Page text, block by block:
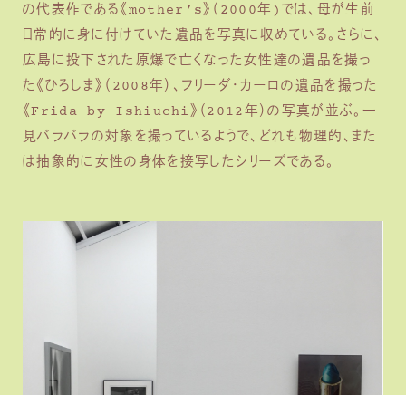
の代表作である《mother’s》（2000年)では、母が生前
日常的に身に付けていた遺品を写真に収めている。さらに、
広島に投下された原爆で亡くなった女性達の遺品を撮っ
た《ひろしま》（2008年）、フリーダ・カーロの遺品を撮った
《Frida by Ishiuchi》（2012年）の写真が並ぶ。一
見バラバラの対象を撮っているようで、どれも物理的、また
は抽象的に女性の身体を接写したシリーズである。